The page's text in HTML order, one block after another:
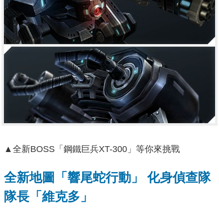
▲全新BOSS「鋼鐵巨兵XT-300」等你來挑戰
全新地圖「響尾蛇行動」 化身偵查隊
隊長「維克多」